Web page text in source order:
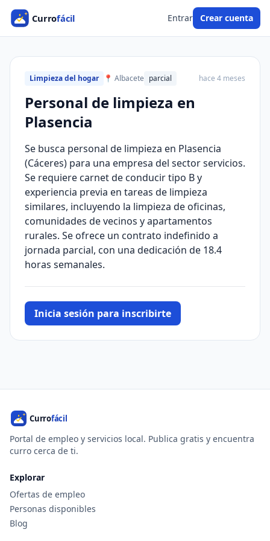
Entrar Crear cuenta
Limpieza del hogar 📍 Albacete parcial hace 4 meses
Personal de limpieza en
Plasencia
Se busca personal de limpieza en Plasencia
(Cáceres) para una empresa del sector servicios.
Se requiere carnet de conducir tipo B y
experiencia previa en tareas de limpieza
similares, incluyendo la limpieza de oficinas,
comunidades de vecinos y apartamentos
rurales. Se ofrece un contrato indefinido a
jornada parcial, con una dedicación de 18.4
horas semanales.
Inicia sesión para inscribirte
Portal de empleo y servicios local. Publica gratis y encuentra
curro cerca de ti.
Explorar
Ofertas de empleo
Personas disponibles
Blog